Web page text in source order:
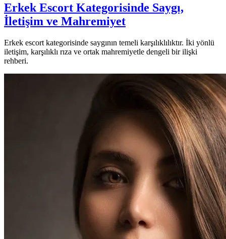
Erkek Escort Kategorisinde Saygı,
İletişim ve Mahremiyet
Erkek escort kategorisinde saygının temeli karşılıklılıktır. İki yönlü
iletişim, karşılıklı rıza ve ortak mahremiyetle dengeli bir ilişki
rehberi.